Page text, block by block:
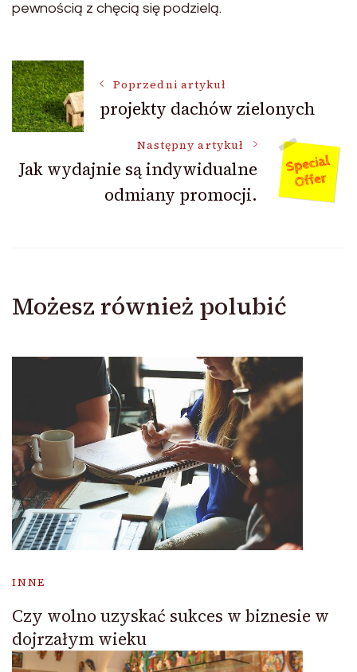
pewnością z chęcią się podzielą.
Nawigacja
wpisu
Poprzedni artykuł
projekty dachów zielonych
Następny artykuł
Jak wydajnie są indywidualne
odmiany promocji.
Możesz również polubić
INNE
Czy wolno uzyskać sukces w biznesie w
dojrzałym wieku